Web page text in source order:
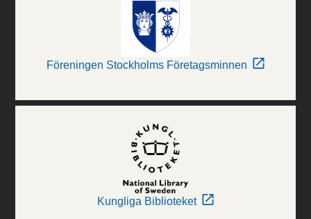
Föreningen Stockholms Företagsminnen
Kungliga Biblioteket